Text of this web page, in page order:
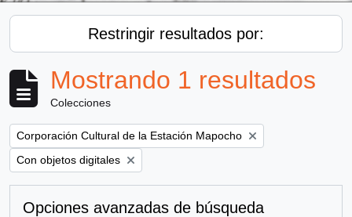
Restringir resultados por:
Mostrando 1 resultados
Colecciones
Remove filter:
Corporación Cultural de la Estación Mapocho
Remove filter:
Con objetos digitales
Opciones avanzadas de búsqueda